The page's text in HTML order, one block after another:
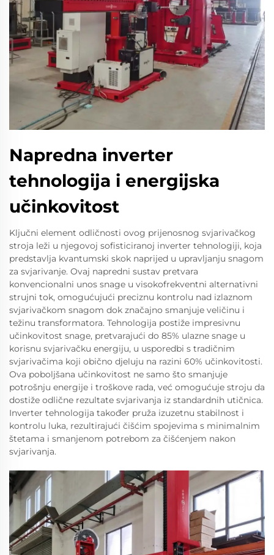
Napredna inverter
tehnologija i energijska
učinkovitost
Ključni element odličnosti ovog prijenosnog svjarivačkog
stroja leži u njegovoj sofisticiranoj inverter tehnologiji, koja
predstavlja kvantumski skok naprijed u upravljanju snagom
za svjarivanje. Ovaj napredni sustav pretvara
konvencionalni unos snage u visokofrekventni alternativni
strujni tok, omogućujući preciznu kontrolu nad izlaznom
svjarivačkom snagom dok značajno smanjuje veličinu i
težinu transformatora. Tehnologija postiže impresivnu
učinkovitost snage, pretvarajući do 85% ulazne snage u
korisnu svjarivačku energiju, u usporedbi s tradičnim
svjarivačima koji obično djeluju na razini 60% učinkovitosti.
Ova poboljšana učinkovitost ne samo što smanjuje
potrošnju energije i troškove rada, već omogućuje stroju da
dostiže odlične rezultate svjarivanja iz standardnih utičnica.
Inverter tehnologija također pruža izuzetnu stabilnost i
kontrolu luka, rezultirajući čišćim spojevima s minimalnim
štetama i smanjenom potrebom za čišćenjem nakon
svjarivanja.